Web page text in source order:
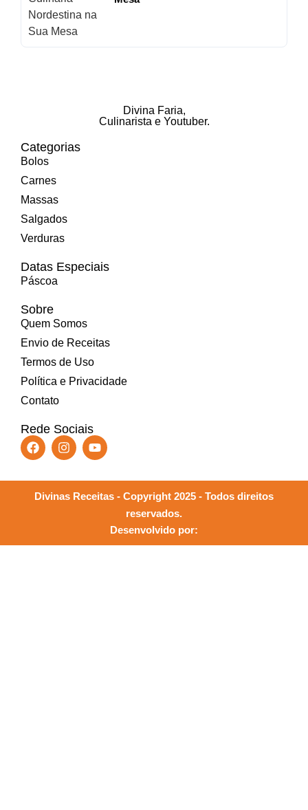
Divina Faria,
Culinarista e Youtuber.
Categorias
Bolos
Carnes
Massas
Salgados
Verduras
Datas Especiais
Páscoa
Sobre
Quem Somos
Envio de Receitas
Termos de Uso
Política e Privacidade
Contato
Rede Sociais
Divinas Receitas - Copyright 2025 - Todos direitos
reservados.
Desenvolvido por: